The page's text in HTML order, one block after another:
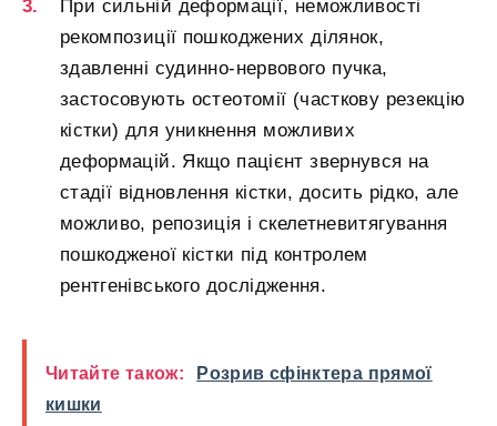
При сильній деформації, неможливості
рекомпозиції пошкоджених ділянок,
здавленні судинно-нервового пучка,
застосовують остеотомії (часткову резекцію
кістки) для уникнення можливих
деформацій. Якщо пацієнт звернувся на
стадії відновлення кістки, досить рідко, але
можливо, репозиція і скелетневитягування
пошкодженої кістки під контролем
рентгенівського дослідження.
Читайте також:
Розрив сфінктера прямої
кишки